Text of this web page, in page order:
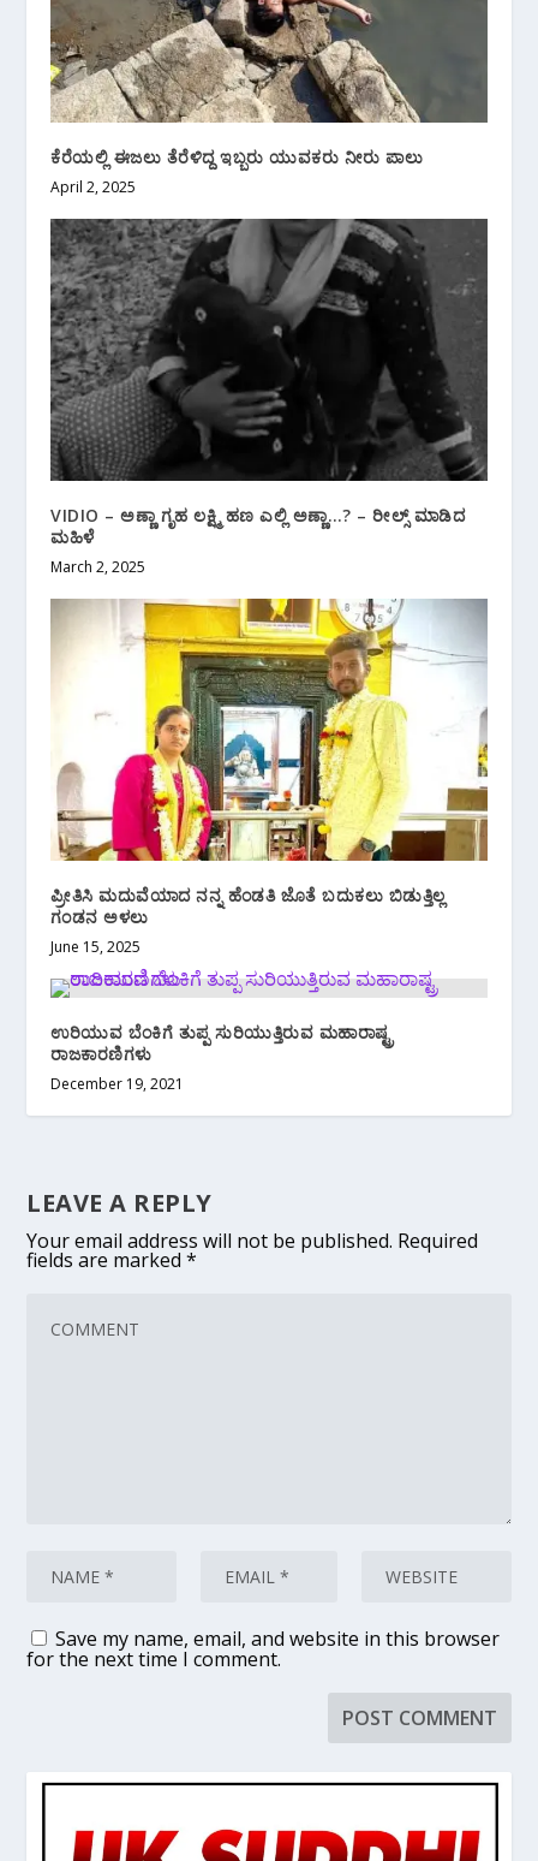
ಕೆರೆಯಲ್ಲಿ ಈಜಲು ತೆರೆಳಿದ್ದ ಇಬ್ಬರು ಯುವಕರು ನೀರು ಪಾಲು
April 2, 2025
VIDIO – ಅಣ್ಣಾ ಗೃಹ ಲಕ್ಷ್ಮಿ ಹಣ ಎಲ್ಲಿ ಅಣ್ಣಾ…? – ರೀಲ್ಸ್ ಮಾಡಿದ
ಮಹಿಳೆ
March 2, 2025
ಪ್ರೀತಿಸಿ ಮದುವೆಯಾದ ನನ್ನ ಹೆಂಡತಿ ಜೊತೆ ಬದುಕಲು ಬಿಡುತ್ತಿಲ್ಲ
ಗಂಡನ ಅಳಲು
June 15, 2025
ಉರಿಯುವ ಬೆಂಕಿಗೆ ತುಪ್ಪ ಸುರಿಯುತ್ತಿರುವ ಮಹಾರಾಷ್ಟ್ರ
ರಾಜಕಾರಣಿಗಳು
December 19, 2021
LEAVE A REPLY
Your email address will not be published. Required
fields are marked*
Save my name, email, and website in this browser
for the next time I comment.